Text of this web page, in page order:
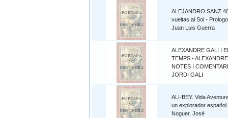
ALEJANDRO SANZ
vueltas al Sol -
Juan Luis Guerra
ALEXANDRE GALI I
TEMPS -
NOTES I
JORDI GALI
ALI-BEY. Vida
un explorador
Noguer, José